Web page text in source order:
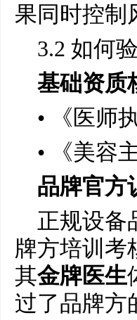
果同时控制
3.2 如何
基础资质
• 《医师
• 《美容
品牌官方
正规设备
牌方培训考
其金牌医生
过了品牌方